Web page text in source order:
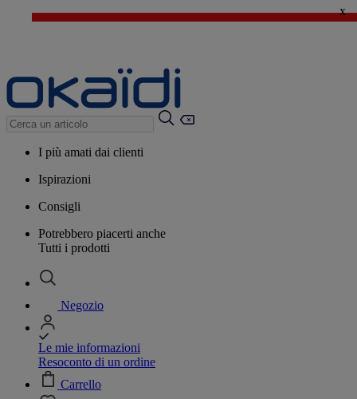
🔥SALDI : Ancora più prodotti fino al -60%*>
x
I più amati dai clienti
Ispirazioni
Consigli
Potrebbero piacerti anche
Tutti i prodotti
Negozio
Le mie informazioni
Resoconto di un ordine
Carrello